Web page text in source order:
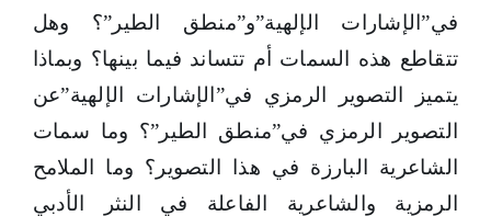
و”منطق
الطير”
في”الإشارات الإلهية”و”منطق الطير”؟ وهل
تتقاطع هذه السمات أم تتساند فيما بينها؟ وبماذا
يتميز التصوير الرمزي في”الإشارات الإلهية”عن
التصوير الرمزي في”منطق الطير”؟ وما سمات
الشاعرية البارزة في هذا التصوير؟ وما الملامح
الرمزية والشاعرية الفاعلة في النثر الأدبي